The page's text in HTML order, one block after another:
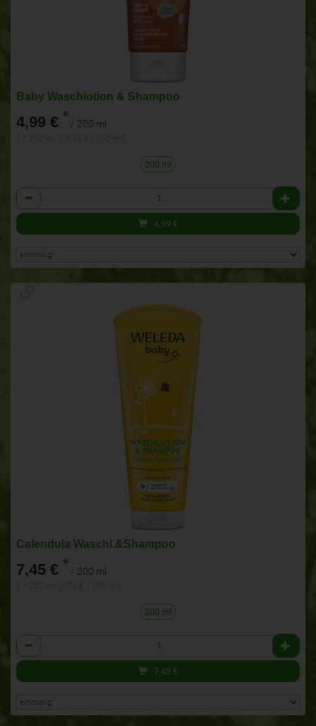
Baby Waschlotion & Shampoo
4,99 € * / 200 ml
200 ml
Anzahl
4,99 €
Calendula Waschl.&Shampoo
7,45 € * / 200 ml
200 ml
Anzahl
7,45 €